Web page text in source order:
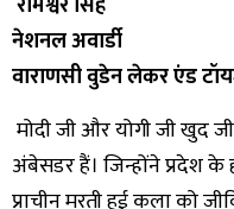
नेशनल अवार्डी
वाराणसी वुडेन लेकर एंड
मोदी जी और योगी जी खुद
अंबेसडर हैं। जिन्होंने प्रदेश